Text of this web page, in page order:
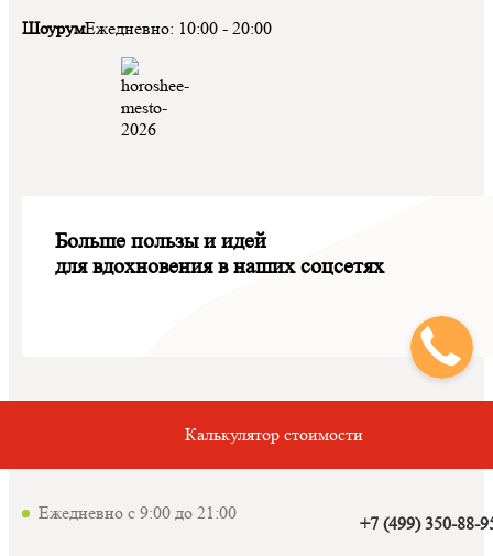
ШоурумЕжедневно: 10:00 - 20:00
Больше пользы и идей
для вдохновения в наших соцсетях
Калькулятор стоимости
Ежедневно с 9:00 до 21:00
+7 (499) 350-88-